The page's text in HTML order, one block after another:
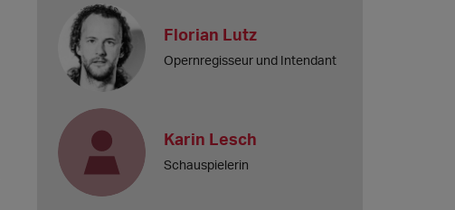
Florian Lutz
Opernregisseur und Intendant
Karin Lesch
Schauspielerin